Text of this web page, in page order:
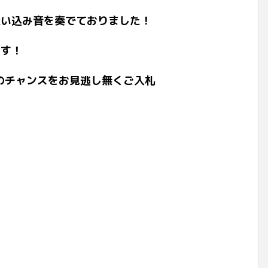
込み音を奏でておりました！
！
ャンスをお見逃し無くご入札